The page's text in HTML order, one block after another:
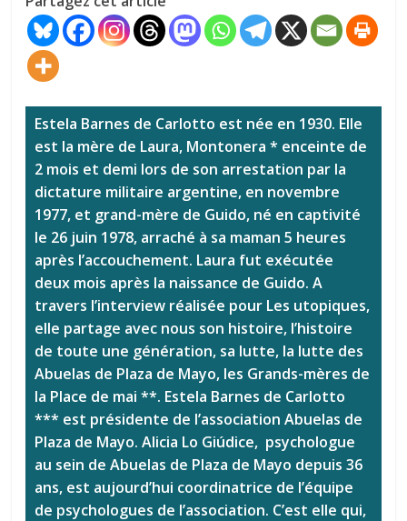
Estela Barnes de Carlotto est née en 1930. Elle
est la mère de Laura, Montonera * enceinte de
2 mois et demi lors de son arrestation par la
dictature militaire argentine, en novembre
1977, et grand-mère de Guido, né en captivité
le 26 juin 1978, arraché à sa maman 5 heures
après l’accouchement. Laura fut exécutée
deux mois après la naissance de Guido. A
travers l’interview réalisée pour Les utopiques,
elle partage avec nous son histoire, l’histoire
de toute une génération, sa lutte, la lutte des
Abuelas de Plaza de Mayo, les Grands-mères de
la Place de mai **. Estela Barnes de Carlotto
*** est présidente de l’association Abuelas de
Plaza de Mayo. Alicia Lo Giúdice, psychologue
au sein de Abuelas de Plaza de Mayo depuis 36
ans, est aujourd’hui coordinatrice de l’équipe
de psychologues de l’association. C’est elle qui,